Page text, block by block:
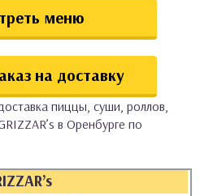
меню
на доставку
пиццы, суши, роллов,
в Оренбурге по